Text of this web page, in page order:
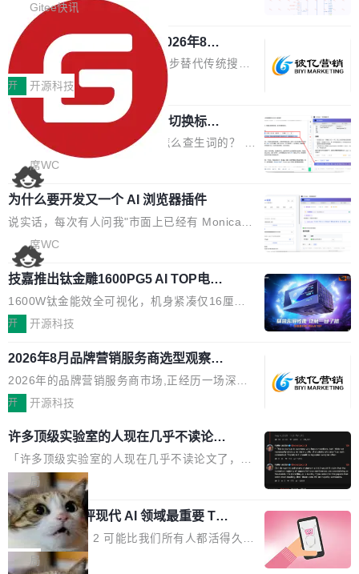
本身就是个内存大户。它加载了完整的 Edge 渲
染引擎，包括 JavaScript 引擎...
提升整体使用体验。 新增功能 01. 新增验证手
机号后查看、修改已答问卷功能 02. 新增填空题
判分功能 03. 添加协作管理员支持树形结构选择
体验优化与修复 •页面与体验优化 优化工作台首
页 UI 展示效果，提升页面使用体验。 优化防切
屏提醒规则，调整为每次切屏均触发提示，提升
考试规范性。 优化登录状...
是一款简单实用的开源的企业办公系统。系统集
成了系统设置、附件管理、人事管理、行政管
理、消息管理、资产管理、企业公告、知识网
盘、审批流程设置、办公审批、工作计划、工作
汇报、工作日志、日常办公、财务管理、客户管
理、合同管理、项目管理、任务管理等功能模
块。系统简约，易于功能扩展，方便二次开发，
可以用来做日常 OA，CRM，ERP，业务管理等
系统。 勾股OA6.0.2版本主要是对勾股OA 6第
一个大版本发布的部分功能细节优化和bug问题
修复的版本，具体更新日志如下： 1、补全新版
本的各个审批类型的审批单导出 2、优化各个审
Gitee快讯
942亿赛道如何选对伙伴？2026年8月G
EO公司推荐
当DeepSeek、豆包等大模型逐步替代传统搜索
成为用户获取信息的主要入口,品牌竞争的逻辑变
了:不再是争抢关键词排名,而是想办法进入AI脱
口而出的那个答案。"GEO公司推荐"这个搜索词
背后,折射的是企业面对新兴服务赛道时的集体困
惑——该信谁、看什么、怎么选。 据易观分析
《中国GEO市场产业图谱》数据,2026年中国GE
O行业规模预计达942亿元,同比增长169.7%。G
artner同期预测,传统搜索引擎访问量年内将下滑
25%,AI载体流量占比突破40%;埃森哲2025年中
国消费者调研则指出,37%的用户在有明确购买需
求时倾向于先问AI。几组数据指向一致:GEO已
从营销"加分项"变成品牌在AI时...
开 开源科技
任意网页划词 AI 问答：不用切换标签页
的效率秘诀
看英文技术文档的时候，你是怎么查生词的？ 我
猜大多数人的流程是：选中单词 → Ctrl+C → 切
到翻译标签页 → Ctrl+V → 看翻译 → 切回原
文。遇到不懂的代码片段，再切到 ChatGPT 问
一下。来回切换几次，思路早断了。 今天介绍的
开源 Chrome 扩展 AI Helper，有一个划词浮动
工具栏功能，能让你在任意网页选中文本就直接
用 AI，完全不用切换标签页。 划词工具栏是什
么 安装 AI Helper 后，在任意网页选中文本，选
区旁边会自动浮现一个工具栏： 工具 功能 典型
场景 AI 搜索 联网搜索相关信息 看到陌生概念，
想快速了解背景 解释 让 AI 解释选中文本 读到
费解...
席WC
为什么要开发又一个 AI 浏览器插件
说实话，每次有人问我"市面上已经有 Monica、
Sider、Copilot for Chrome 这些 AI 浏览器插件
了，你为什么还要再做一个"，我都觉得这个问题
问得好。 因为我自己也是从用户变成开发者的。
现有产品的天花板 我用过不少 AI 浏览器插件。
刚开始觉得都挺好——选中一段文字，弹出解
要。但用久了你会发现，它们本质上都是同一类
东西：一个带网页上下文的聊天框。 它们能读取
页面的文本，然后把文本丢给大模型，再返回一
段回答。仅此而已。 这当然有用，但总觉得差点
意思。比如我在一个后台管理系统里，需要填50
个表单字段，每个字段还有联动逻辑；比如我
想...
席WC
技嘉推出钛金雕1600PG5 AI TOP电
源：为发烧级主机与本地AI算力打造旗
舰供电方案
1600W钛金能效全可视化，机身紧凑仅16厘米
继2026台北电脑展首度亮相后，技嘉科技近日正
电源专为发烧级DIY主机与本地AI算力平台打
造，整机长度仅16厘米，提供1600W额定功率
与80PLUS钛金能效；支持ATX 3.1与PCIe 5.1
实时LCD监控屏，可充分满足当下高阶PC主机
的严苛使用需求。 澎湃功率，紧凑机身 钛金雕1
600PG5 AI TOP具备强悍输出功率，同时实现
机身尺寸大幅精简。整机长度仅16厘米，属于同
功率段机身尺寸十分紧凑的1600W电源产品。小
巧机身有效提升市面主流标准A...
开 开源科技
2026年8月品牌营销服务商选型观察：
从流量思维到品牌资产思维的范式转移
2026年的品牌营销服务商市场,正经历一场深刻
的价值重构。全球全案品牌代理机构市场从2025
复合增长率达5.44%,预计2032年将突破120亿美
元。数字广告与公共关系相关服务市场更是从20
25年的8463亿美元扩张至2026年的8763亿美
元。数字的背后是一个清晰的事实——品牌对专
业化营销服务的需求从未如此迫切。 但市场扩容
的同时,服务商的竞争逻辑正在改变。2026年Top
Agency年度合辑的观察指出,“产品”这个离消费
开 开源科技
许多顶级实验室的人现在几乎不读论文
了
「许多顶级实验室的人现在几乎不读论文了，而
且他们认为 ICLR/ICML/NeurIPS 充斥着大量过
度宣传和欺诈。」 OpenAI 研究员 Keller Jorda
n 这条推文引发了广泛讨论。他不是在说风凉
话，他是说出了一个圈内人尽皆知但很少公开捅
破的事实。 Jordan 随后补充了一句软化声明：
局
xAI 前工程师评现代 AI 领域最重要 Top
3 开源项目
Flash Attention 2 可能比我们所有人都活得久。
这句话不是来自某个技术博客，而是出自 Hieu
局